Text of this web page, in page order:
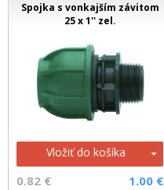
Spojka s vonkajším závitom
25 x 1'' zel.
Vložiť do košíka
0.82 € 1.00 €